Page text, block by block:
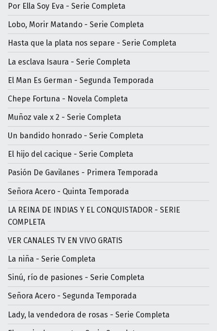
Por Ella Soy Eva - Serie Completa
Lobo, Morir Matando - Serie Completa
Hasta que la plata nos separe - Serie Completa
La esclava Isaura - Serie Completa
El Man Es German - Segunda Temporada
Chepe Fortuna - Novela Completa
Muñoz vale x 2 - Serie Completa
Un bandido honrado - Serie Completa
El hijo del cacique - Serie Completa
Pasión De Gavilanes - Primera Temporada
Señora Acero - Quinta Temporada
LA REINA DE INDIAS Y EL CONQUISTADOR - SERIE
COMPLETA
VER CANALES TV EN VIVO GRATIS
La niña - Serie Completa
Sinú, río de pasiones - Serie Completa
Señora Acero - Segunda Temporada
Lady, la vendedora de rosas - Serie Completa